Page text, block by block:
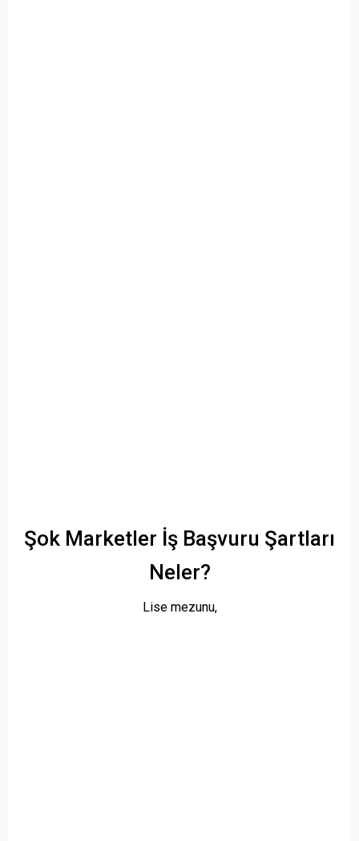
Şok Marketler İş Başvuru Şartları
Neler?
Lise mezunu,